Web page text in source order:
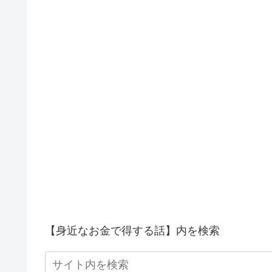
【身近なお金で得する話】内を検索